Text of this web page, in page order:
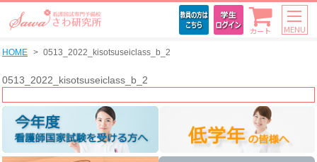
カート MENU
HOME 0513_2022_kisotsuseiclass_b_2
0513_2022_kisotsuseiclass_b_2